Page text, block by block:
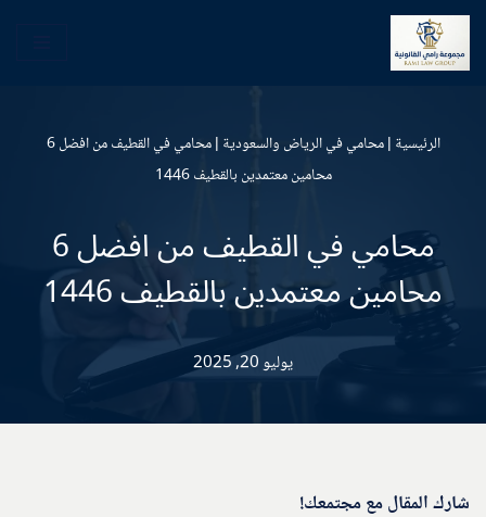
تخطى
الرئيسية |محامي في الرياض والسعودية |
محامي في القطيف من افضل 6
محامين معتمدين بالقطيف 1446
محامي في القطيف من افضل 6
محامين معتمدين بالقطيف 1446
يوليو 20, 2025
شارك المقال مع مجتمعك!